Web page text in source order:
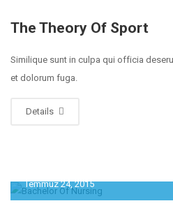
The Theory Of Sport
Similique sunt in culpa qui officia
et dolorum fuga.
Details
Temmuz 24, 2015